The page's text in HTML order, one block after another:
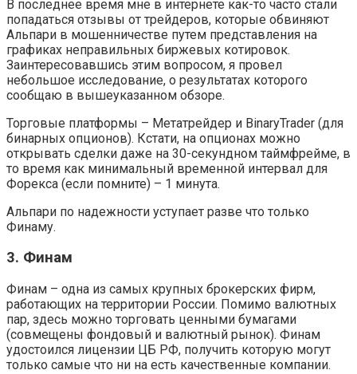
В последнее время мне в интернете как-то часто стали
попадаться отзывы от трейдеров, которые обвиняют
Альпари в мошенничестве путем представления на
графиках неправильных биржевых котировок.
Заинтересовавшись этим вопросом, я провел
небольшое исследование, о результатах которого
сообщаю в вышеуказанном обзоре.
Торговые платформы – Метатрейдер и BinaryTrader (для
бинарных опционов). Кстати, на опционах можно
открывать сделки даже на 30-секундном таймфрейме, в
то время как минимальный временной интервал для
Форекса (если помните) – 1 минута.
Альпари по надежности уступает разве что только
Финаму.
3. Финам
Финам – одна из самых крупных брокерских фирм,
работающих на территории России. Помимо валютных
пар, здесь можно торговать ценными бумагами
(совмещены фондовый и валютный рынок). Финам
удостоился лицензии ЦБ РФ, получить которую могут
только самые что ни на есть качественные компании.